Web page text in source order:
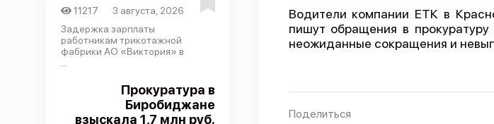
11217
3 августа, 2026
Задержка зарплаты
работникам трикотажной
фабрики АО «Виктория» в
Прокуратура в
Биробиджане
взыскала 1,7 млн руб.
Водители компании ЕТК в
пишут обращения в
неожиданные сокращения и
Поделиться